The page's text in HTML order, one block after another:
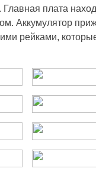
плата
Аккумулятор
рейками,